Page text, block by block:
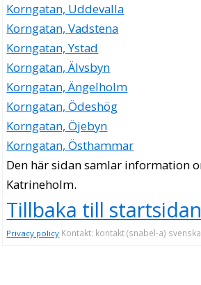
Korngatan, Uddevalla
Korngatan, Vadstena
Korngatan, Ystad
Korngatan, Älvsbyn
Korngatan, Ängelholm
Korngatan, Ödeshög
Korngatan, Öjebyn
Korngatan, Östhammar
Den här sidan samlar information
Katrineholm.
Tillbaka till startsidan
Privacy policy Kontakt: kontakt (snabel-a)